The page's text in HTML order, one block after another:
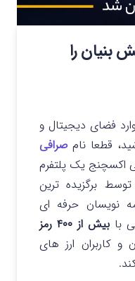
بنیان را
فضای دیجیتال و
قطعا نامصرافی
اکسچنج یک پلتفرم
برگزیده ترین
نویسان حرفه ای
با
بیش از ۴۰۰ رمز
و کاربران ارز های